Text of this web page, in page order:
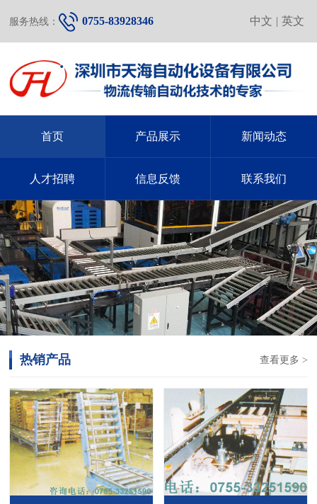
中文 | 英文
服务热线： 0755-83928346
首页 产品展示 新闻动态
人才招聘 信息反馈 联系我们
查看更多 >
热销产品